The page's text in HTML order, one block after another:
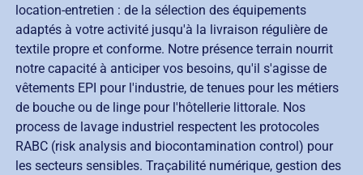
location-entretien : de la sélection des équipements
adaptés à votre activité jusqu'à la livraison régulière de
textile propre et conforme. Notre présence terrain nourrit
notre capacité à anticiper vos besoins, qu'il s'agisse de
vêtements EPI pour l'industrie, de tenues pour les métiers
de bouche ou de linge pour l'hôtellerie littorale. Nos
process de lavage industriel respectent les protocoles
RABC (risk analysis and biocontamination control) pour
les secteurs sensibles. Traçabilité numérique, gestion des